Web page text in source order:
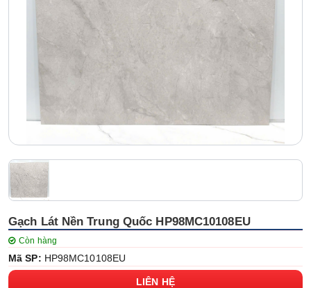
Gạch Lát Nền Trung Quốc HP98MC10108EU
Còn hàng
Mã SP: HP98MC10108EU
LIÊN HỆ